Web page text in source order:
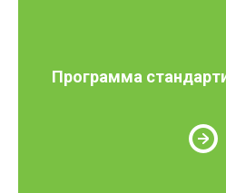
Программа